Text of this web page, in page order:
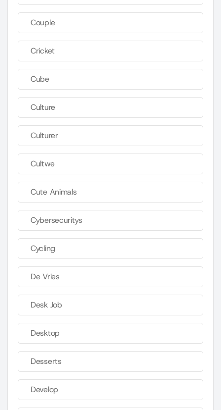
Couple
Cricket
Cube
Culture
Culturer
Cultwe
Cute Animals
Cybersecuritys
Cycling
De Vries
Desk Job
Desktop
Desserts
Develop